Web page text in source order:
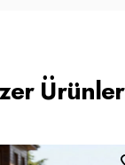
Ürünler